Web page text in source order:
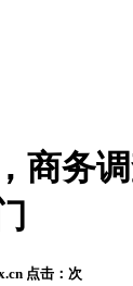
商务
点击： 次